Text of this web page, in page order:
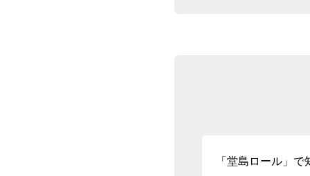
「堂島ロール」